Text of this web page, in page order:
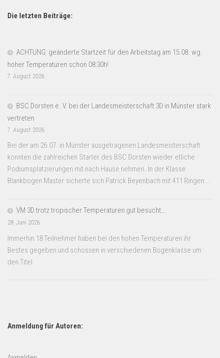
Die letzten Beiträge:
ACHTUNG: geänderte Startzeit für den Arbeitstag am 15.08. wg.
hoher Temperaturen schon 08:30h!
7. August 2026
BSC Dorsten e. V. bei der Landesmeisterschaft 3D in Münster stark
vertreten
7. August 2026
Bei der am 26.07. in Münster ausgetragenen Landesmeisterschaft
konnten die zahlreichen Starter des BSC Dorsten wieder etliche
Podiumsplatzierungen mit nach Hause nehmen. In der Klasse
Blankbogen Master sicherte sich Patrick Beyenbach mit 411 Ringen...
VM 3D trotz tropischer Temperaturen gut besucht….
28. Juni 2026
Immerhin 18 Teilnehmer haben bei den hohen Temperaturen ihr
Bestes gegeben und schossen in verschiedenen Bogenklasse um
den Titel.
Anmeldung für Autoren: